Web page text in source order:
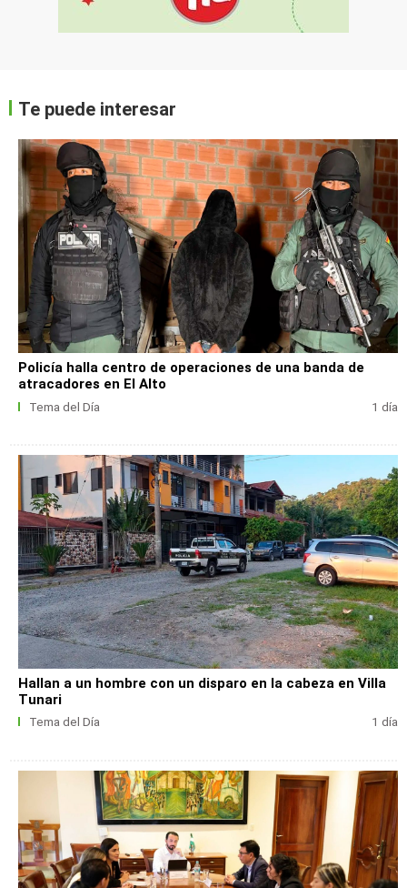
Te puede interesar
Policía halla centro de operaciones de una banda de
atracadores en El Alto
Tema del Día 1 día
Hallan a un hombre con un disparo en la cabeza en Villa
Tunari
Tema del Día 1 día